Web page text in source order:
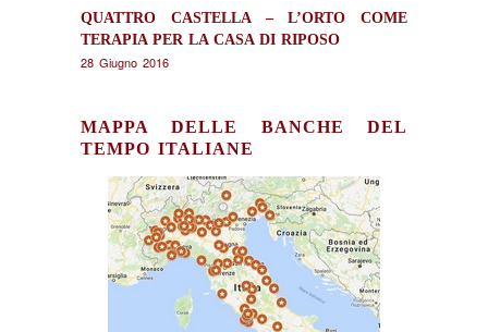
QUATTRO CASTELLA – L’ORTO COME
TERAPIA PER LA CASA DI RIPOSO
28 Giugno 2016
MAPPA DELLE BANCHE DEL
TEMPO ITALIANE